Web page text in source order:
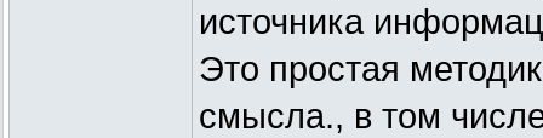
источника
Это простая
смысла., в том